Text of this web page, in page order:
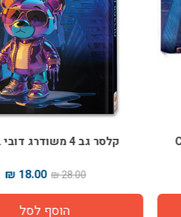
קלסר גב 4 משודרג דובי COOL
28.00 ₪
18.00 ₪